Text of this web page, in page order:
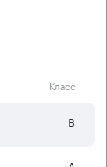
Класс
B